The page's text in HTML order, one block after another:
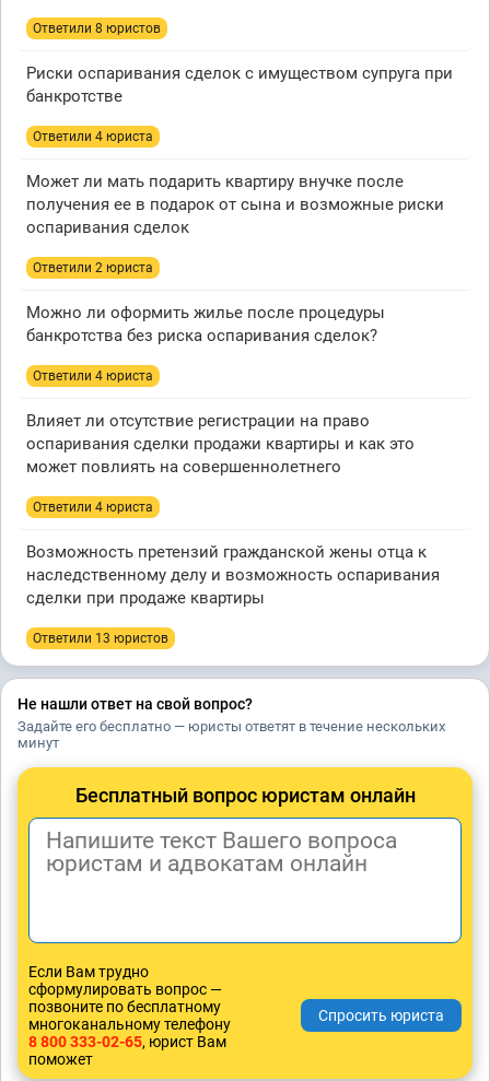
Ответили 8 юристов
Риски оспаривания сделок с имуществом супруга при
банкротстве
Ответили 4 юристa
Может ли мать подарить квартиру внучке после
получения ее в подарок от сына и возможные риски
оспаривания сделок
Ответили 2 юристa
Можно ли оформить жилье после процедуры
банкротства без риска оспаривания сделок?
Ответили 4 юристa
Влияет ли отсутствие регистрации на право
оспаривания сделки продажи квартиры и как это
может повлиять на совершеннолетнего
Ответили 4 юристa
Возможность претензий гражданской жены отца к
наследственному делу и возможность оспаривания
сделки при продаже квартиры
Ответили 13 юристов
Не нашли ответ на свой вопрос?
Задайте его бесплатно — юристы ответят в течение нескольких
минут
Бесплатный вопрос юристам онлайн
Если Вам трудно
сформулировать вопрос —
позвоните по бесплатному
многоканальному телефону
8 800 333-02-65, юрист Вам
поможет